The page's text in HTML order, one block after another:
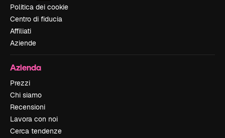
Politica dei cookie
Centro di fiducia
Affiliati
Aziende
Azienda
Prezzi
Chi siamo
Recensioni
Lavora con noi
Cerca tendenze